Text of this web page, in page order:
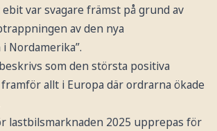
var svagare främst på grund av
av den nya
Nordamerika”.
som den största positiva
allt i Europa där ordrarna ökade
lastbilsmarknaden 2025 upprepas för